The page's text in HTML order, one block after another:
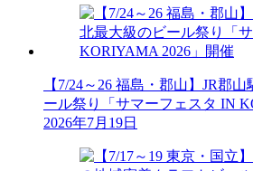
【7/24～26 福島・郡山】JR郡
ール祭り「サマーフェスタ IN
2026年7月19日